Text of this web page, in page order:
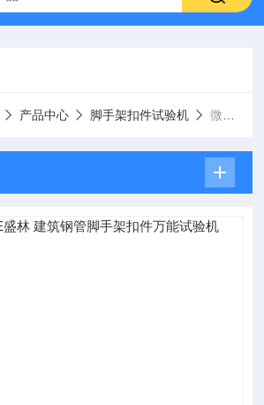
产品中心 脚手架扣件试验机 微机控制脚手架扣件试验机